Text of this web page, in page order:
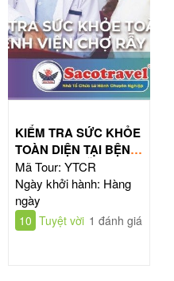
KIỂM TRA SỨC KHỎE
TOÀN DIỆN TẠI BỆNH
VIỆN CHỢ RẪY
Mã Tour: YTCR
Ngày khởi hành: Hàng
ngày
10 Tuyệt vời 1 đánh giá